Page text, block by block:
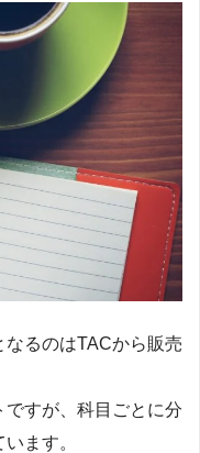
るのはTACから販売
すが、科目ごとに分
ます。